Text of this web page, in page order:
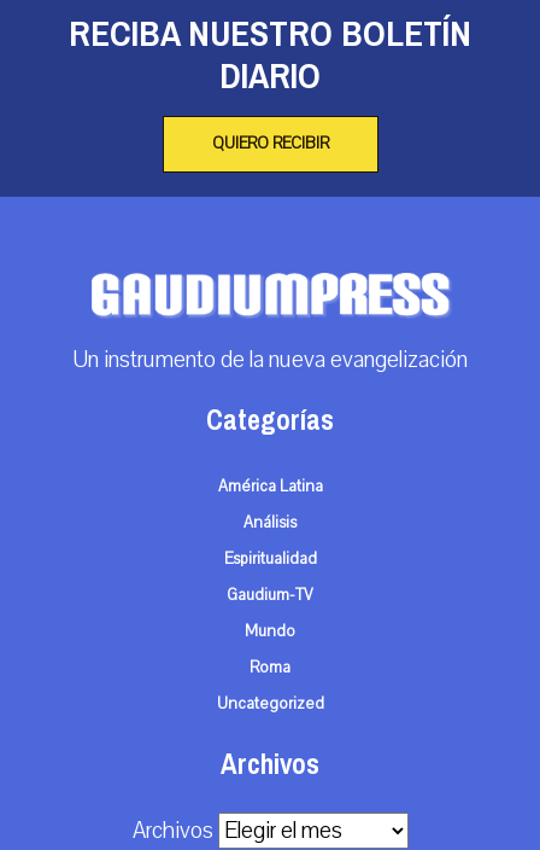
RECIBA NUESTRO BOLETÍN
DIARIO
QUIERO RECIBIR
Un instrumento de la nueva evangelización
Categorías
América Latina
Análisis
Espiritualidad
Gaudium-TV
Mundo
Roma
Uncategorized
Archivos
Archivos